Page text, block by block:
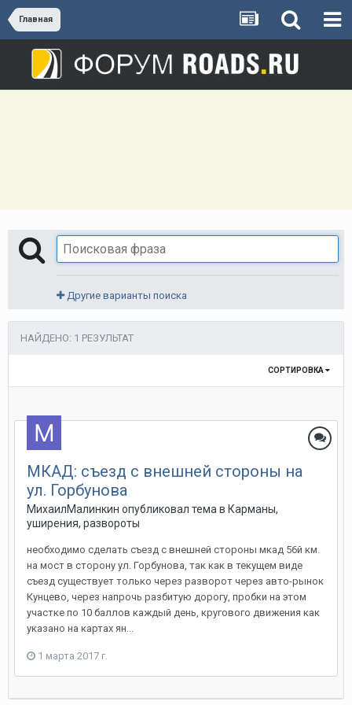
Главная
Другие варианты поиска
НАЙДЕНО: 1 РЕЗУЛЬТАТ
СОРТИРОВКА
МКАД: съезд с внешней стороны на
ул. Горбунова
МихаилМалинкин опубликовал тема в Карманы,
уширения, развороты
необходимо сделать съезд с внешней стороны мкад 56й км.
на мост в сторону ул. Горбунова, так как в текущем виде
съезд существует только через разворот через авто-рынок
Кунцево, через напрочь разбитую дорогу, пробки на этом
участке по 10 баллов каждый день, кругового движения как
указано на картах ян...
1 марта 2017 г.